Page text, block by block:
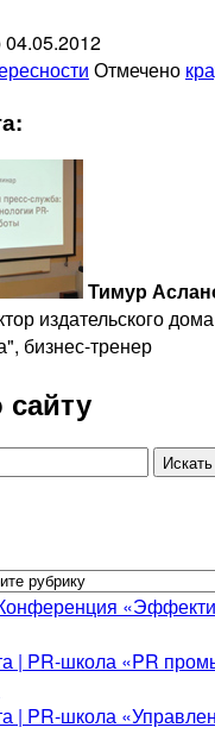
04.05.2012
Отмечено
Тимур
издательского дома
бизнес-тренер